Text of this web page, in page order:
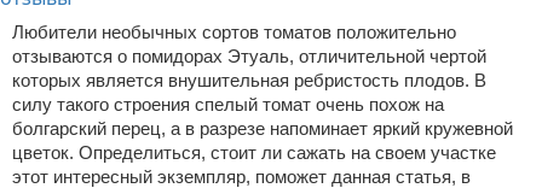
Любители необычных сортов томатов положительно
отзываются о помидорах Этуаль, отличительной чертой
которых является внушительная ребристость плодов. В
силу такого строения спелый томат очень похож на
болгарский перец, а в разрезе напоминает яркий кружевной
цветок. Определиться, стоит ли сажать на своем участке
этот интересный экземпляр, поможет данная статья, в